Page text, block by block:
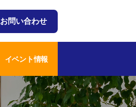
お問い合わせ
イベント情報